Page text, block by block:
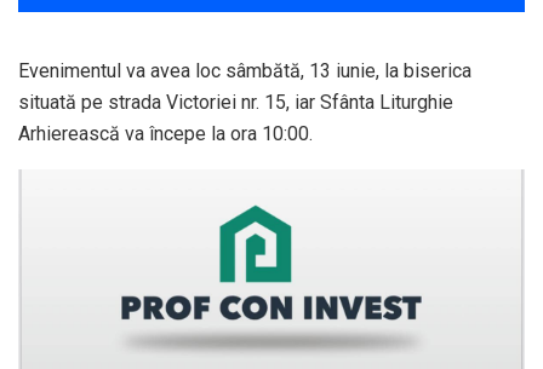
Evenimentul va avea loc sâmbătă, 13 iunie, la biserica
situată pe strada Victoriei nr. 15, iar Sfânta Liturghie
Arhierească va începe la ora 10:00.